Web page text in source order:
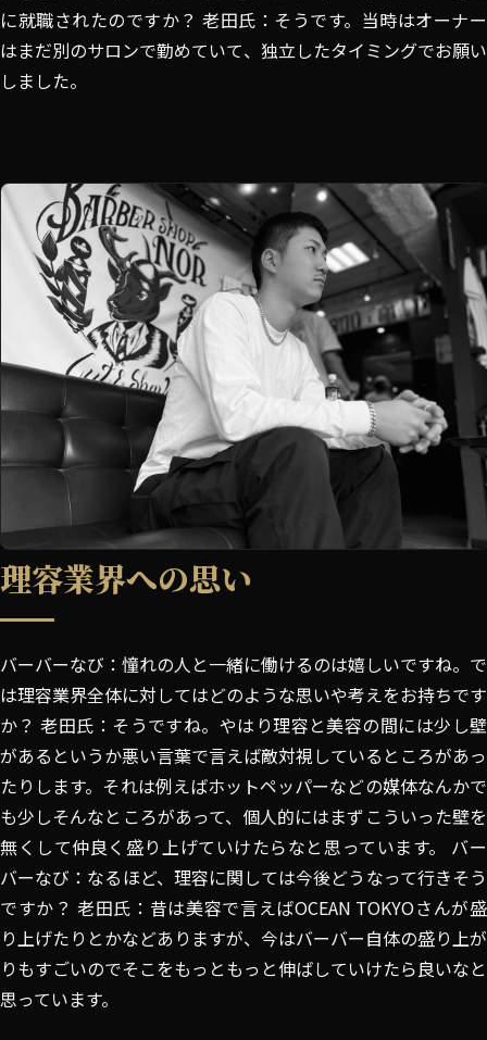
に就職されたのですか？ 老田氏：そうです。当時はオーナー
はまだ別のサロンで勤めていて、独立したタイミングでお願い
しました。
理容業界への思い
バーバーなび：憧れの人と一緒に働けるのは嬉しいですね。で
は理容業界全体に対してはどのような思いや考えをお持ちです
か？ 老田氏：そうですね。やはり理容と美容の間には少し壁
があるというか悪い言葉で言えば敵対視しているところがあっ
たりします。それは例えばホットペッパーなどの媒体なんかで
も少しそんなところがあって、個人的にはまずこういった壁を
無くして仲良く盛り上げていけたらなと思っています。 バー
バーなび：なるほど、理容に関しては今後どうなって行きそう
ですか？ 老田氏：昔は美容で言えばOCEAN TOKYOさんが盛
り上げたりとかなどありますが、今はバーバー自体の盛り上が
りもすごいのでそこをもっともっと伸ばしていけたら良いなと
思っています。